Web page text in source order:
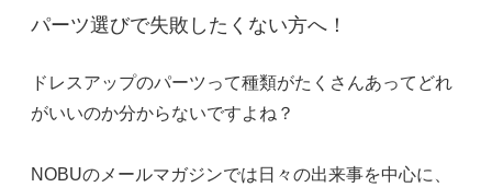
パーツ選びで失敗したくない方へ！
ドレスアップのパーツって種類がたくさんあってどれ
がいいのか分からないですよね？
NOBUのメールマガジンでは日々の出来事を中心に、